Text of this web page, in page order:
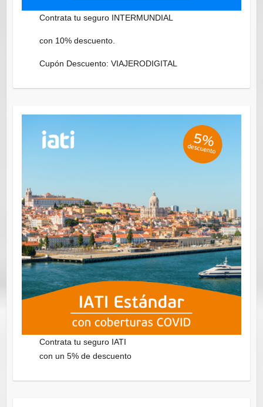
Contrata tu seguro INTERMUNDIAL
con 10% descuento.
Cupón Descuento: VIAJERODIGITAL
Contrata tu seguro IATI
con un 5% de descuento